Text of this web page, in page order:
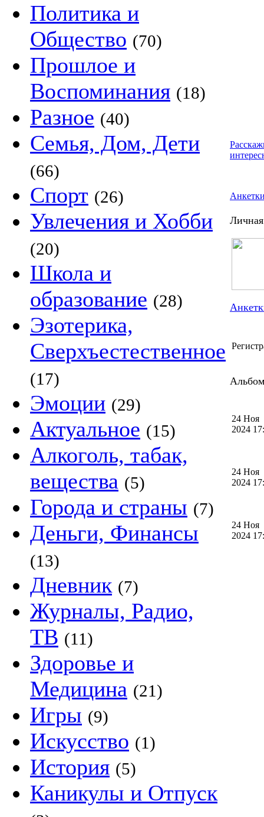
Политика и
Общество (70)
Прошлое и
Воспоминания (18)
Разное (40)
Семья, Дом, Дети
(66)
Спорт (26)
Увлечения и Хобби
(20)
Школа и
образование (28)
Эзотерика,
Сверхъестественное
(17)
Эмоции (29)
Актуальное (15)
Алкоголь, табак,
вещества (5)
Города и страны (7)
Деньги, Финансы
(13)
Дневник (7)
Журналы, Радио,
ТВ (11)
Здоровье и
Медицина (21)
Игры (9)
Искусство (1)
История (5)
Каникулы и Отпуск
24 Ноя
2024
24 Ноя
2024
24 Ноя
2024